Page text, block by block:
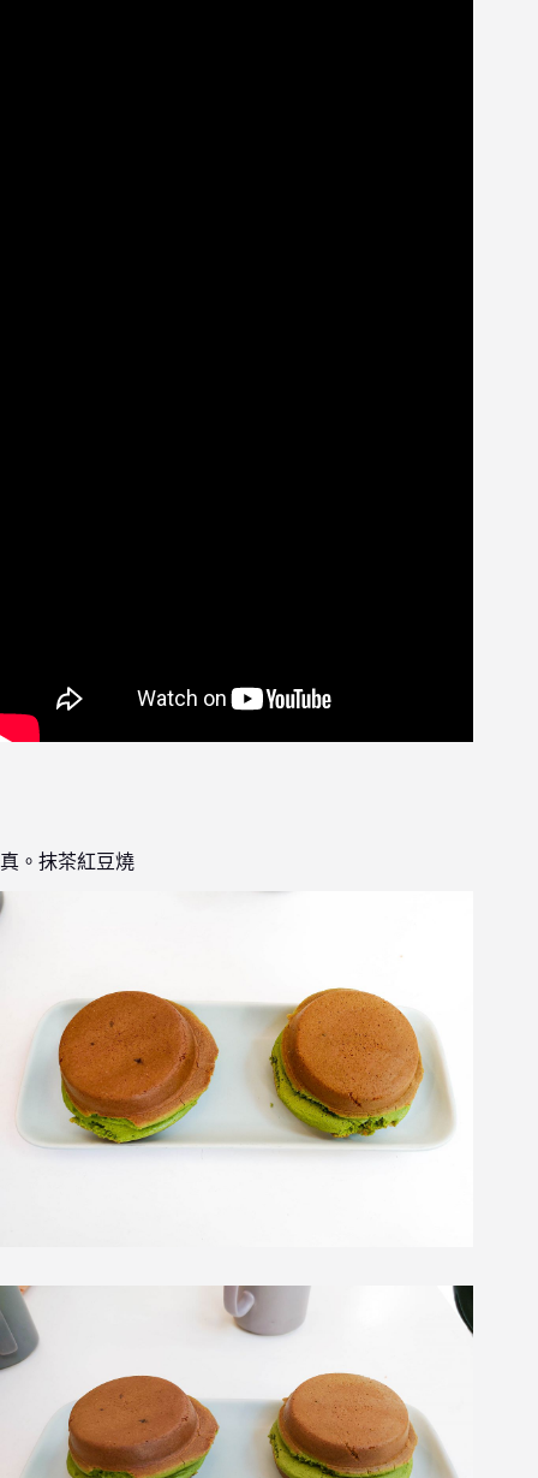
真。抹茶紅豆燒